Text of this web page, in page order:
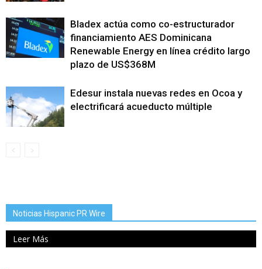
Bladex actúa como co-estructurador
financiamiento AES Dominicana
Renewable Energy en línea crédito largo
plazo de US$368M
Edesur instala nuevas redes en Ocoa y
electrificará acueducto múltiple
Noticias Hispanic PR Wire
Leer Más